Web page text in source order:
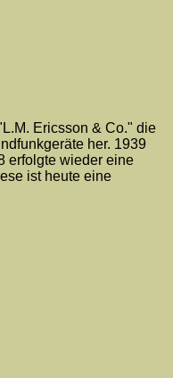
Ericsson & Co." die
her. 1939
erfolgte wieder eine
ist heute eine